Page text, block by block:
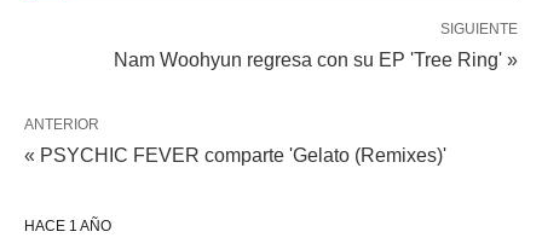
SIGUIENTE
Nam Woohyun regresa con su EP 'Tree Ring' »
ANTERIOR
« PSYCHIC FEVER comparte 'Gelato (Remixes)'
HACE 1 AÑO